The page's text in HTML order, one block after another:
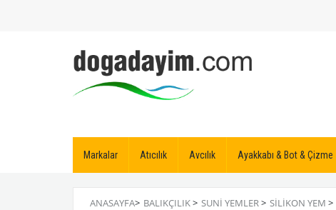
Markalar Atıcılık Avcılık Ayakkabı & Bot & Çizme
ANASAYFA> BALIKÇILIK> SUNI YEMLER> SILIKON YEM >